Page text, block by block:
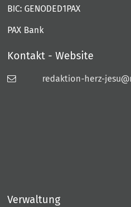
BIC: GENODED1PAX
PAX Bank
Kontakt - Website
redaktion-herz-
Verwaltung